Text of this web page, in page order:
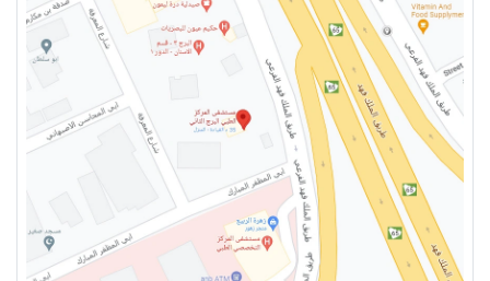
العدسات اللاصقة الطبية الشهرية
العدسات اللاصقة الطبية الدائمة